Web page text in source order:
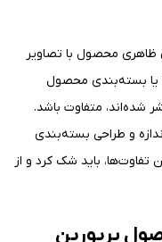
ظاهری محصول با تصاویر
بسته‌بندی محصول
شده‌اند، متفاوت باشد.
و طراحی بسته‌بندی
باید شک کرد و از
پریورین